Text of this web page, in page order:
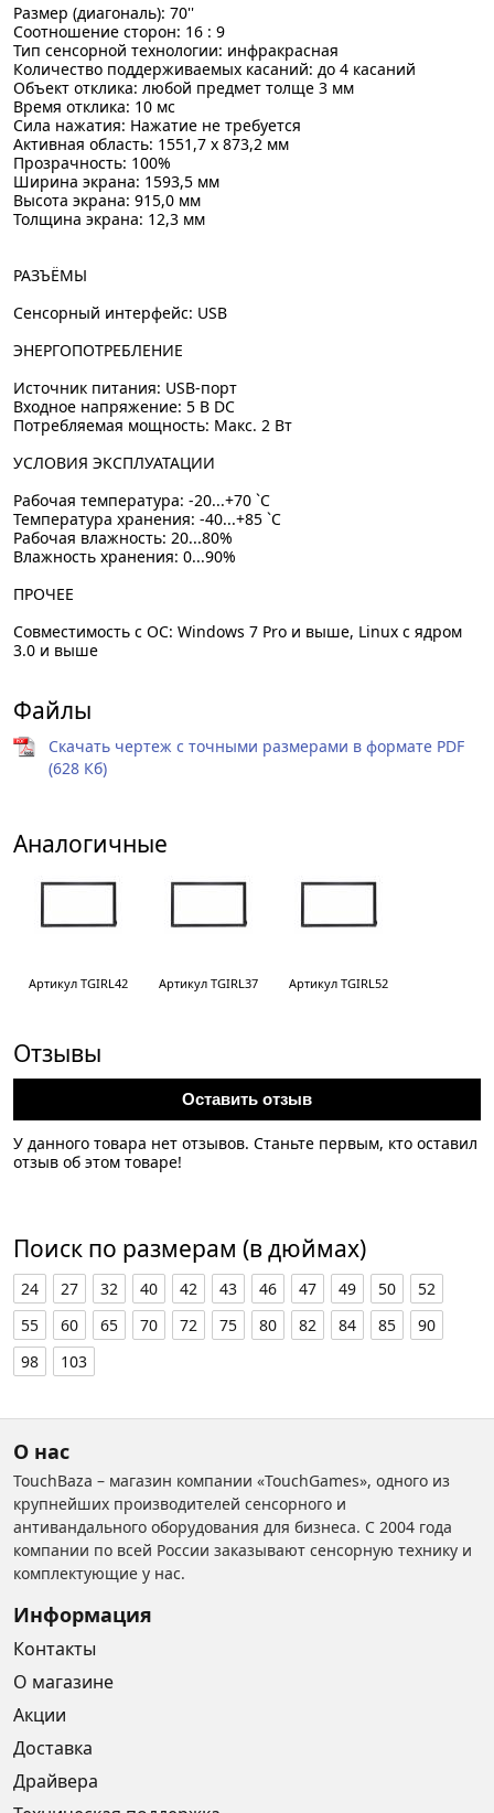
Размер (диагональ): 70''
Соотношение сторон: 16 : 9
Тип сенсорной технологии: инфракрасная
Количество поддерживаемых касаний: до 4 касаний
Объект отклика: любой предмет толще 3 мм
Время отклика: 10 мс
Сила нажатия: Нажатие не требуется
Активная область: 1551,7 x 873,2 мм
Прозрачность: 100%
Ширина экрана: 1593,5 мм
Высота экрана: 915,0 мм
Толщина экрана: 12,3 мм
РАЗЪЁМЫ
Сенсорный интерфейс: USB
ЭНЕРГОПОТРЕБЛЕНИЕ
Источник питания: USB-порт
Входное напряжение: 5 В DC
Потребляемая мощность: Макс. 2 Вт
УСЛОВИЯ ЭКСПЛУАТАЦИИ
Рабочая температура: -20...+70 `C
Температура хранения: -40...+85 `C
Рабочая влажность: 20...80%
Влажность хранения: 0...90%
ПРОЧЕЕ
Совместимость с OC: Windows 7 Pro и выше, Linux с ядром
3.0 и выше
Файлы
Скачать чертеж с точными размерами в формате PDF
(628 Кб)
Аналогичные
Артикул TGIRL42 Артикул TGIRL37 Артикул TGIRL52
Отзывы
Оставить отзыв
У данного товара нет отзывов. Станьте первым, кто оставил
отзыв об этом товаре!
Поиск по размерам (в дюймах)
24 27 32 40 42 43 46 47 49 50
52
55
60 65 70 72 75 80 82 84 85
90
98
103
О нас
TouchBaza – магазин компании «TouchGames», одного из
крупнейших производителей сенсорного и
антивандального оборудования для бизнеса. С 2004 года
компании по всей России заказывают сенсорную технику и
комплектующие у нас.
Информация
Контакты
О магазине
Акции
Доставка
Драйвера